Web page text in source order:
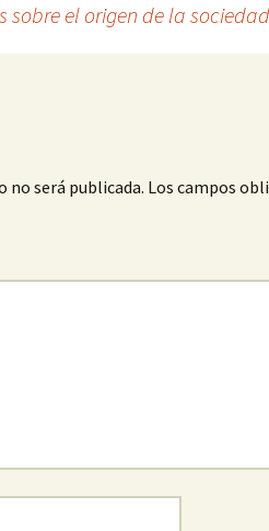
sobre el origen de la
no será publicada. Los campos